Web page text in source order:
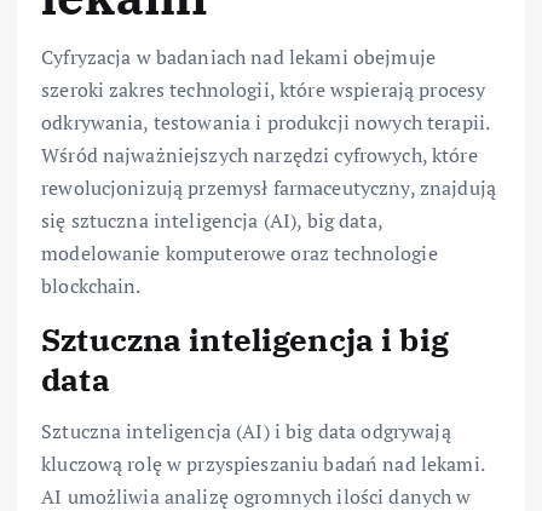
Cyfryzacja w badaniach nad lekami obejmuje
szeroki zakres technologii, które wspierają procesy
odkrywania, testowania i produkcji nowych terapii.
Wśród najważniejszych narzędzi cyfrowych, które
rewolucjonizują przemysł farmaceutyczny, znajdują
się sztuczna inteligencja (AI), big data,
modelowanie komputerowe oraz technologie
blockchain.
Sztuczna inteligencja i big
data
Sztuczna inteligencja (AI) i big data odgrywają
kluczową rolę w przyspieszaniu badań nad lekami.
AI umożliwia analizę ogromnych ilości danych w